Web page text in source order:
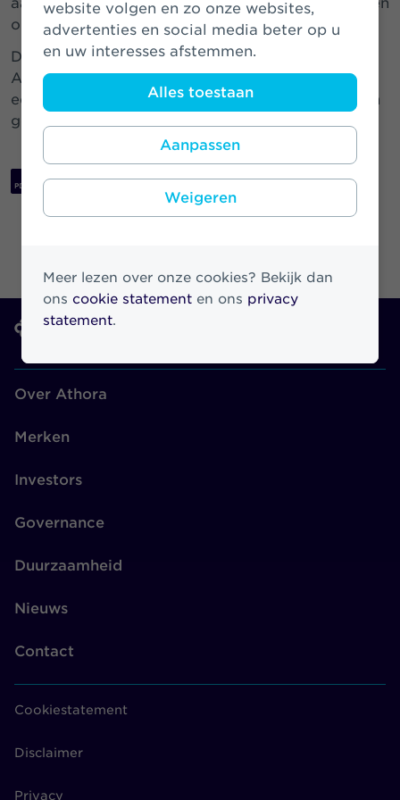
website volgen en zo onze websites,
advertenties en social media beter op u
en uw interesses afstemmen.
Alles toestaan
Aanpassen
Weigeren
Meer lezen over onze cookies? Bekijk dan
ons cookie statement en ons privacy
statement.
op de Nederlandse verzekeringsmarkt.”
De afronding van de acquisitie van VIVAT door
Athora zal naar verwachting plaatsvinden in het
eerste kwartaal van 2020, onder voorbehoud van
goedkeuring door DNB.
Download PDF
Over Athora
Merken
Investors
Governance
Duurzaamheid
Nieuws
Contact
Cookiestatement
Disclaimer
Privacy